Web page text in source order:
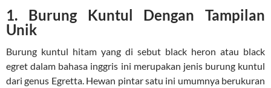
1. Burung Kuntul Dengan Tampilan
Unik
Burung kuntul hitam yang di sebut black heron atau black
egret dalam bahasa inggris ini merupakan jenis burung kuntul
dari genus Egretta. Hewan pintar satu ini umumnya berukuran